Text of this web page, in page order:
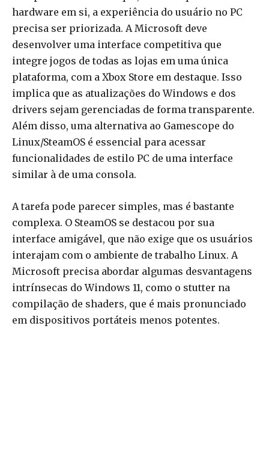
hardware em si, a experiência do usuário no PC
precisa ser priorizada. A Microsoft deve
desenvolver uma interface competitiva que
integre jogos de todas as lojas em uma única
plataforma, com a Xbox Store em destaque. Isso
implica que as atualizações do Windows e dos
drivers sejam gerenciadas de forma transparente.
Além disso, uma alternativa ao Gamescope do
Linux/SteamOS é essencial para acessar
funcionalidades de estilo PC de uma interface
similar à de uma consola.
A tarefa pode parecer simples, mas é bastante
complexa. O SteamOS se destacou por sua
interface amigável, que não exige que os usuários
interajam com o ambiente de trabalho Linux. A
Microsoft precisa abordar algumas desvantagens
intrínsecas do Windows 11, como o stutter na
compilação de shaders, que é mais pronunciado
em dispositivos portáteis menos potentes.